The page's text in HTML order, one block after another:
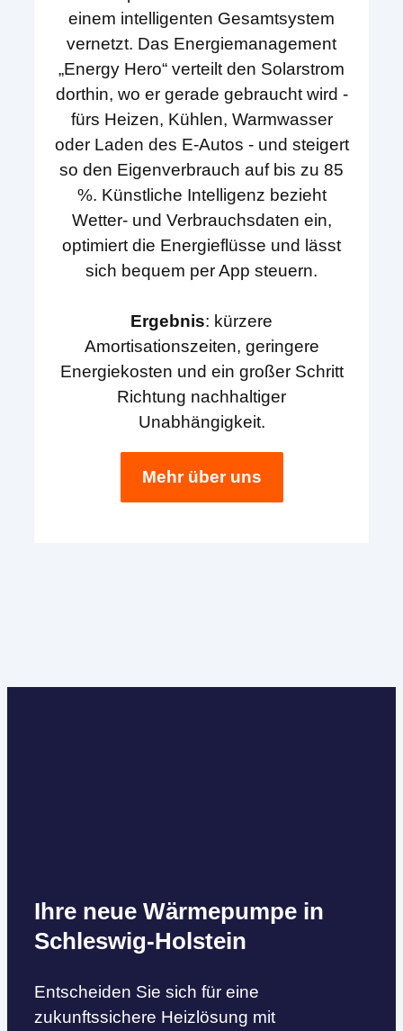
einem intelligenten Gesamtsystem
vernetzt. Das Energiemanagement
„Energy Hero“ verteilt den Solarstrom
dorthin, wo er gerade gebraucht wird -
fürs Heizen, Kühlen, Warmwasser
oder Laden des E-Autos - und steigert
so den Eigenverbrauch auf bis zu 85
%. Künstliche Intelligenz bezieht
Wetter- und Verbrauchsdaten ein,
optimiert die Energieflüsse und lässt
sich bequem per App steuern.
Ergebnis: kürzere
Amortisationszeiten, geringere
Energiekosten und ein großer Schritt
Richtung nachhaltiger
Unabhängigkeit.
Mehr über uns
Ihre neue Wärmepumpe in
Schleswig-Holstein
Entscheiden Sie sich für eine
zukunftssichere Heizlösung mit